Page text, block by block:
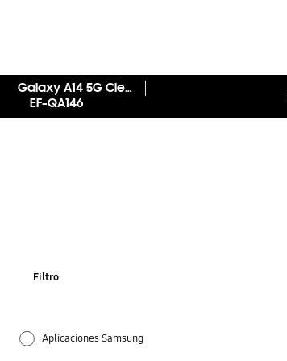
Galaxy A14 5G Clear Case
EF-QA146
Filtro
Aplicaciones Samsung